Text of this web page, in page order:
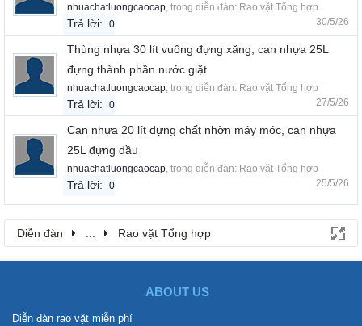
nhuachatluongcaocap, trong diễn đàn: Rao vặt Tổng hợp
Trả lời: 0 30/5/26
Thùng nhựa 30 lít vuông đựng xăng, can nhựa 25L
đựng thành phần nước giặt
nhuachatluongcaocap, trong diễn đàn: Rao vặt Tổng hợp
Trả lời: 0 27/5/26
Can nhựa 20 lít đựng chất nhờn máy móc, can nhựa
25L đựng dầu
nhuachatluongcaocap, trong diễn đàn: Rao vặt Tổng hợp
Trả lời: 0 25/5/26
Diễn đàn Rao vặt Tổng hợp
ABOUT US
Diễn đàn rao vặt miễn phí